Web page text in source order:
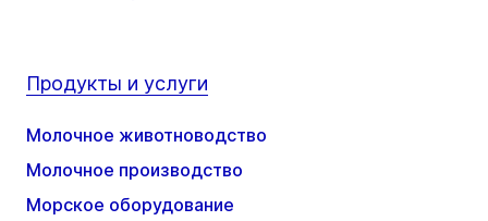
Продукты и услуги
Молочное животноводство
Молочное производство
Морское оборудование